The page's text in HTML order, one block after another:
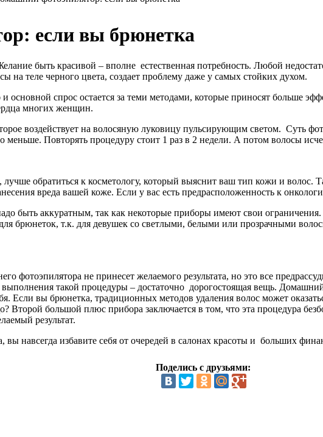
если вы брюнетка
быть красивой – вполне естественная потребность. Любой
на теле черного цвета, создает проблему даже у самых стойких духом.
спрос остается за теми методами, которые приносят больше
многих женщин.
воздействует на волосяную луковицу пульсирующим светом. Суть
меньше. Повторять процедуру стоит 1 раз в 2 недели. А потом волосы
обратиться к косметологу, который выяснит ваш тип кожи и волос.
вреда вашей коже. Если у вас есть предрасположенность к
быть аккуратным, так как некоторые приборы имеют свои
брюнеток, т.к. для девушек со светлыми, белыми или прозрачными
фотоэпилятора не принесет желаемого результата, но это все
такой процедуры – достаточно дорогостоящая вещь.
Если вы брюнетка, традиционных методов удаления волос может
Второй большой плюс прибора заключается в том, что эта процедура
результат.
навсегда избавите себя от очередей в салонах красоты и больших
Поделись с друзьями: